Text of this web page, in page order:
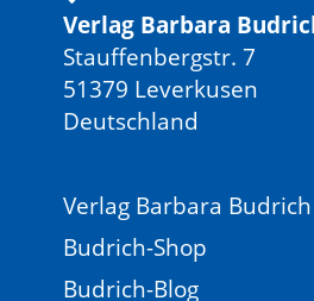
Verlag Barbara
Stauffenbergstr. 7
51379 Leverkusen
Deutschland
Verlag Barbara Budrich
Budrich-Shop
Budrich-Blog